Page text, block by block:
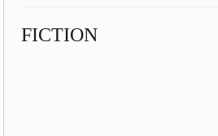
FICTION